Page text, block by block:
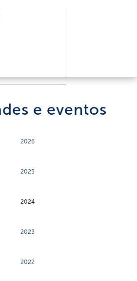
e eventos
2026
2025
2024
2023
2022